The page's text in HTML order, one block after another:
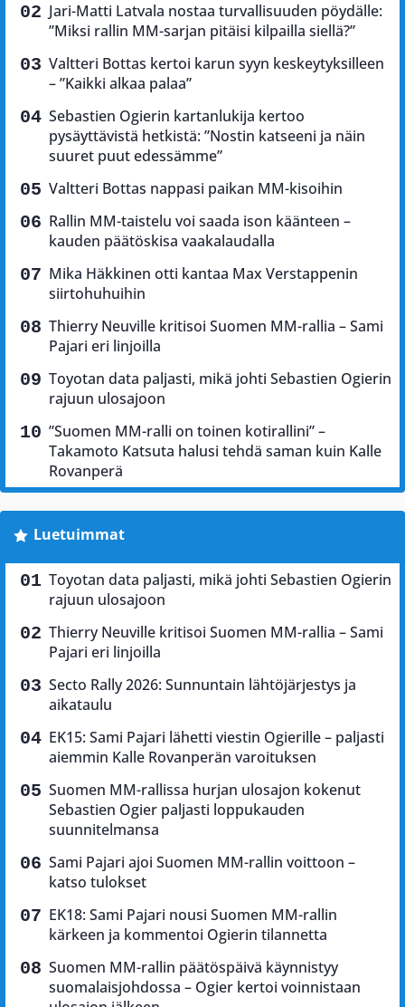
Jari-Matti Latvala nostaa turvallisuuden pöydälle:
”Miksi rallin MM-sarjan pitäisi kilpailla siellä?”
Valtteri Bottas kertoi karun syyn keskeytyksilleen
– ”Kaikki alkaa palaa”
Sebastien Ogierin kartanlukija kertoo
pysäyttävistä hetkistä: ”Nostin katseeni ja näin
suuret puut edessämme”
Valtteri Bottas nappasi paikan MM-kisoihin
Rallin MM-taistelu voi saada ison käänteen –
kauden päätöskisa vaakalaudalla
Mika Häkkinen otti kantaa Max Verstappenin
siirtohuhuihin
Thierry Neuville kritisoi Suomen MM-rallia – Sami
Pajari eri linjoilla
Toyotan data paljasti, mikä johti Sebastien Ogierin
rajuun ulosajoon
”Suomen MM-ralli on toinen kotirallini” –
Takamoto Katsuta halusi tehdä saman kuin Kalle
Rovanperä
Luetuimmat
Toyotan data paljasti, mikä johti Sebastien Ogierin
rajuun ulosajoon
Thierry Neuville kritisoi Suomen MM-rallia – Sami
Pajari eri linjoilla
Secto Rally 2026: Sunnuntain lähtöjärjestys ja
aikataulu
EK15: Sami Pajari lähetti viestin Ogierille – paljasti
aiemmin Kalle Rovanperän varoituksen
Suomen MM-rallissa hurjan ulosajon kokenut
Sebastien Ogier paljasti loppukauden
suunnitelmansa
Sami Pajari ajoi Suomen MM-rallin voittoon –
katso tulokset
EK18: Sami Pajari nousi Suomen MM-rallin
kärkeen ja kommentoi Ogierin tilannetta
Suomen MM-rallin päätöspäivä käynnistyy
suomalaisjohdossa – Ogier kertoi voinnistaan